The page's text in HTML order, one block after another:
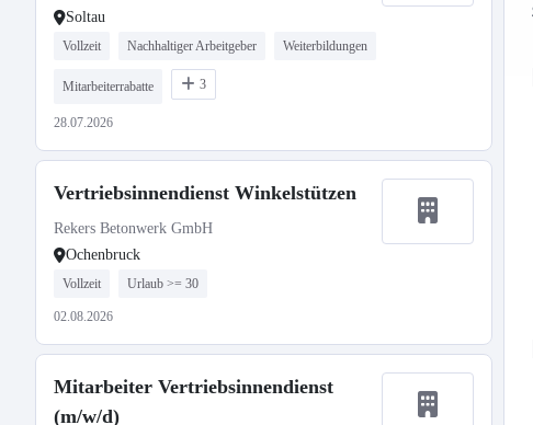
Soltau
Vollzeit Nachhaltiger Arbeitgeber Weiterbildungen
Mitarbeiterrabatte 3
28.07.2026
Vertriebsinnendienst Winkelstützen
Rekers Betonwerk GmbH
Ochenbruck
Vollzeit Urlaub >= 30
02.08.2026
Mitarbeiter Vertriebsinnendienst
(m/w/d)